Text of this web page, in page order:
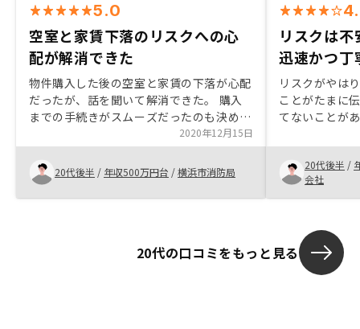
5.0
空室と家賃下落のリスクへの心
配が解消できた
物件購入した後の空室と家賃の下落が心配
だったが、話を聞いて解消できた。 購入
までの手続きがスムーズだったのも決め手
となった。特にありません。2020年12月15日
20代後半 / 年収500万円台 /横浜市消防局
リスクは
迅速かつ丁
リスクがやはり不
ことがたまに
てないことが
結局低い銀行
少しバックグ
たほうが良い
20代後半 /
会社
20代の口コミをもっと見る